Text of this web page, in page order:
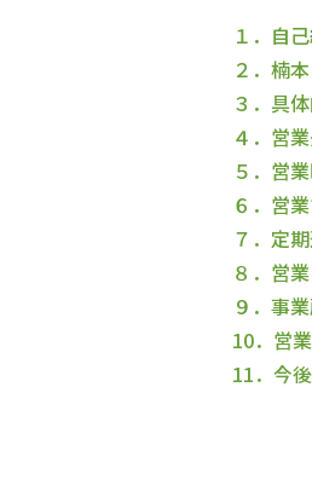
１．自
２．楠
３．具
４．営
５．営
６．営
７．定
８．営
９．事
10．営
11．今